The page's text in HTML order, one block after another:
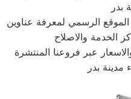
بدر
الرسمي لمعرفة عناوين
الخدمة والاصلاح
عبر فروعنا المنتشرة
مدينة بدر